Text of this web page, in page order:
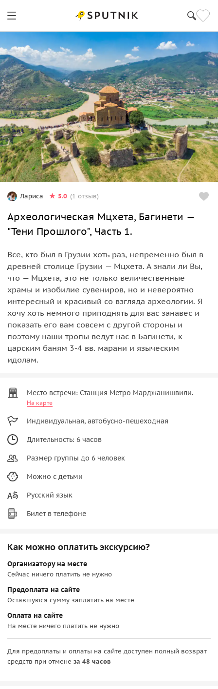
Лариса 5.0 (1 отзыв)
Археологическая Мцхета, Багинети —
"Тени Прошлого", Часть 1.
Все, кто был в Грузии хоть раз, непременно был в
древней столице Грузии — Мцхета. А знали ли Вы,
что — Мцхета, это не только величественные
храмы и изобилие сувениров, но и невероятно
интересный и красивый со взгляда археологии. Я
хочу хоть немного приподнять для вас занавес и
показать его вам совсем с другой стороны и
поэтому наши тропы ведут нас в Багинети, к
царским баням 3-4 вв. марани и языческим
идолам.
Место встречи: Станция Метро Марджанишвили.
На карте
Индивидуальная, автобусно-пешеходная
Длительность: 6 часов
Размер группы до 6 человек
Можно с детьми
Русский язык
Билет в телефоне
Как можно оплатить экскурсию?
Организатору на месте
Сейчас ничего платить не нужно
Предоплата на сайте
Оставшуюся сумму заплатить на месте
Оплата на сайте
На месте ничего платить не нужно
Для предоплаты и оплаты на сайте доступен полный возврат
средств при отмене за 48 часов